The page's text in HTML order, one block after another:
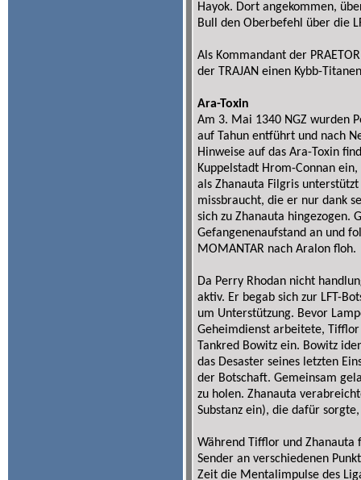
Hayok. Dort angekommen,
Bull den Oberbefehl über die
Als Kommandant der
der TRAJAN einen Kybb-
Ara-Toxin
Am 3. Mai 1340 NGZ wurden
auf Tahun entführt und nach
Hinweise auf das Ara-Toxin
Kuppelstadt Hrom-Connan
als Zhanauta Filgris
missbraucht, die er nur dank
sich zu Zhanauta hingezogen.
Gefangenenaufstand an und
MOMANTAR nach Aralon floh.
Da Perry Rhodan nicht
aktiv. Er begab sich zur LFT-
um Unterstützung. Bevor
Geheimdienst arbeitete,
Tankred Bowitz ein. Bowitz
das Desaster seines letzten
der Botschaft. Gemeinsam
zu holen. Zhanauta
Substanz ein), die dafür
Während Tifflor und Zhanauta
Sender an verschiedenen
Zeit die Mentalimpulse des